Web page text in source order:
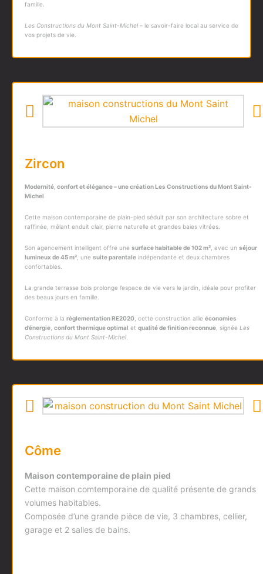
famille.
Les Constructions du Mont Saint-Michel – le savoir-faire local au service de
vos projets de vie.
Zircon
Modernité, confort et élégance – une créationLes Constructions du Mont Saint-
Michel
Cette maison contemporaine de plain-pied séduit par son architecture sobre et
raffinée, mêlant enduit clair, pierre naturelle et grandes baies vitrées.
Son agencement intelligent offre une surface habitable de 102 m² , avec un séjour
lumineux de 45 m² , une suite parentale indépendante et deux chambres
confortables.
La grande terrasse bois prolonge l’espace de vie vers le jardin, idéale pour profiter
des beaux jours en famille.
Conforme à la réglementation RE2020 , cette construction allie économies
d’énergie confort thermique optimal et qualité de finition reconnue , signée Les
Constructions du Mont Saint-Michel
Côme
Maison contemporaine de plain pied
Cette maison comtemporaine de qualité présente de grands
volumes habitables.
Composée d’une grande pièce de vie, 3 chambres, cellier,
garage et 2 salles de bains.